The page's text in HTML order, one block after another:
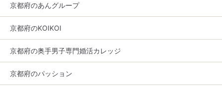
京都府のあんグループ
京都府のKOIKOI
京都府の奥手男子専門婚活カレッジ
京都府のパッション